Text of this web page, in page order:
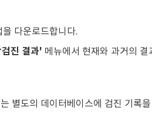
을 다운로드합니다.
진 결과' 메뉴에서 현재와 과거의
별도의 데이터베이스에 검진 기록